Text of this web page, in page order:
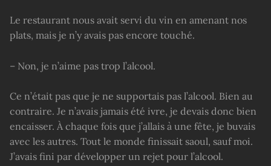
Le restaurant nous avait servi du vin en amenant nos
plats, mais je n’y avais pas encore touché.
– Non, je n’aime pas trop l’alcool.
Ce n’était pas que je ne supportais pas l’alcool. Bien au
contraire. Je n’avais jamais été ivre, je devais donc bien
encaisser. À chaque fois que j’allais à une fête, je buvais
avec les autres. Tout le monde finissait saoul, sauf moi.
J’avais fini par développer un rejet pour l’alcool.